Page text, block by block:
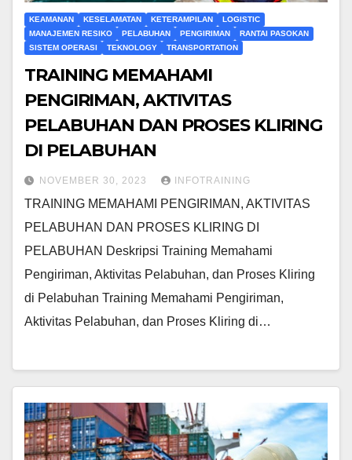
KEAMANAN KESELAMATAN KETERAMPILAN
LOGISTIC
MANAJEMEN RESIKO
PELABUHAN PENGIRIMAN
RANTAI PASOKAN
SISTEM OPERASI
TEKNOLOGY TRANSPORTATION
TRAINING MEMAHAMI
PENGIRIMAN, AKTIVITAS
PELABUHAN DAN PROSES KLIRING
DI PELABUHAN
NOVEMBER 30, 2023 INFOTRAINING
TRAINING MEMAHAMI PENGIRIMAN, AKTIVITAS
PELABUHAN DAN PROSES KLIRING DI
PELABUHAN Deskripsi Training Memahami
Pengiriman, Aktivitas Pelabuhan, dan Proses Kliring
di Pelabuhan Training Memahami Pengiriman,
Aktivitas Pelabuhan, dan Proses Kliring di…